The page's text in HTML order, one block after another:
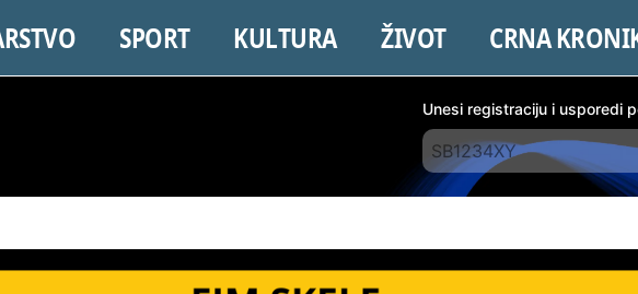
SPORT KULTURA ŽIVOT CRNA
Unesi registraciju i usporedi